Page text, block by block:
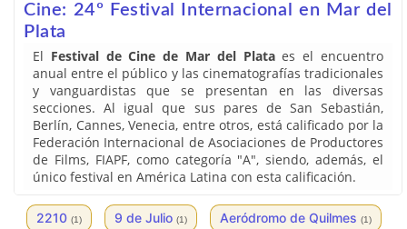
Cine: 24º Festival Internacional en Mar del
Plata
El Festival de Cine de Mar del Plataes el encuentro
anual entre el público y las cinematografías tradicionales
y vanguardistas que se presentan en las diversas
secciones. Al igual que sus pares de San Sebastián,
Berlín, Cannes, Venecia, entre otros, está calificado por la
Federación Internacional de Asociaciones de Productores
de Films, FIAPF, como categoría "A", siendo, además, el
único festival en América Latina con esta calificación.
2210 (1) 9 de Julio (1) Aeródromo de Quilmes (1)